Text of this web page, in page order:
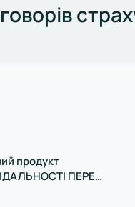
продукт
ПЕРЕД